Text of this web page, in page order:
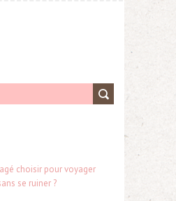
choisir pour voyager
se ruiner ?